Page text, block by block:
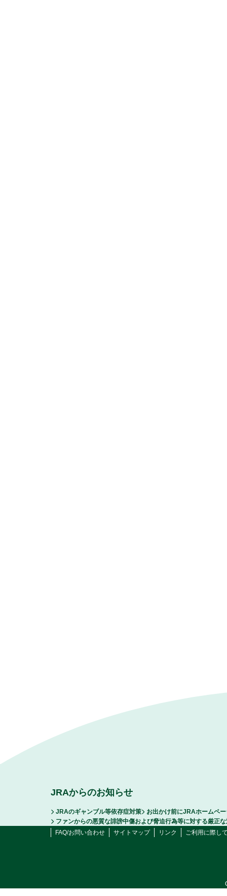
JRAからのお知らせ
JRAのギャンブル等依存症対策
お出かけ前にJRAホームペ
ファンからの悪質な誹謗中傷および脅迫行為等に対する厳正
FAQ/お問い合わせ
サイトマップ リンク ご利用に際し